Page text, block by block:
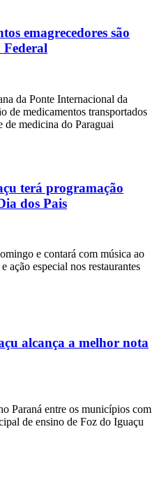
emagrecedores são
Federal
da Ponte Internacional da
de medicamentos transportados
de medicina do Paraguai
terá programação
dos Pais
e contará com música ao
ação especial nos restaurantes
alcança a melhor nota
Paraná entre os municípios com
de ensino de Foz do Iguaçu